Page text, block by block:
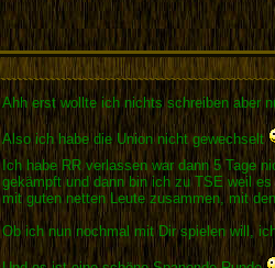
Ahh erst wollte ich nichts schreiben aber
Also ich habe die Union nicht gewechselt
Ich habe RR verlassen war dann 5 Tage
gekämpft und dann bin ich zu TSE weil
mit guten netten Leute zusammen, mit
Ob ich nun nochmal mit Dir spielen will,